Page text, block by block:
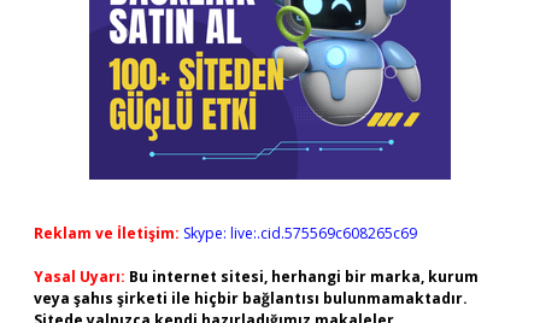
Reklam ve İletişim: Skype: live:.cid.575569c608265c69
Yasal Uyarı: Bu internet sitesi, herhangi bir marka, kurum
veya şahıs şirketi ile hiçbir bağlantısı bulunmamaktadır.